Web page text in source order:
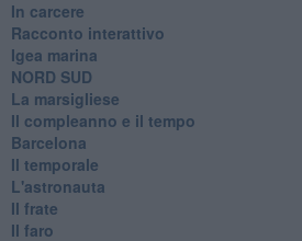
In carcere
Racconto interattivo
Igea marina
​NORD SUD
La marsigliese
Il compleanno e il tempo
Barcelona
Il temporale
L'astronauta
Il frate
Il faro